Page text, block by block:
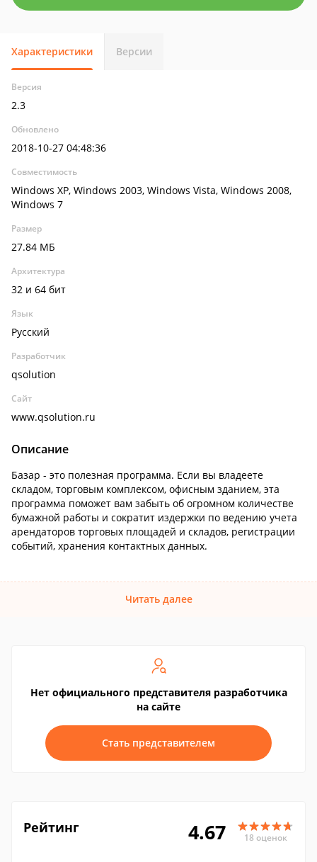
Характеристики Версии
Версия
2.3
Обновлено
2018-10-27 04:48:36
Совместимость
Windows XP, Windows 2003, Windows Vista, Windows 2008,
Windows 7
Размер
27.84 МБ
Архитектура
32 и 64 бит
Язык
Русский
Разработчик
qsolution
Сайт
www.qsolution.ru
Описание
Базар - это полезная программа. Если вы владеете
складом, торговым комплексом, офисным зданием, эта
программа поможет вам забыть об огромном количестве
бумажной работы и сократит издержки по ведению учета
арендаторов торговых площадей и складов, регистрации
событий, хранения контактных данных.
Читать далее
Нет официального представителя разработчика
на сайте
Стать представителем
Рейтинг 4.67 18 оценок